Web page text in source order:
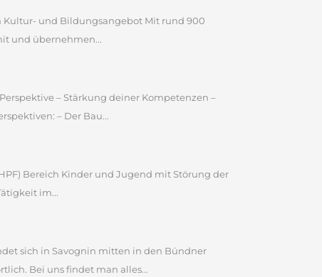
Kultur- und Bildungsangebot Mit rund 900
und übernehmen...
– Stärkung deiner Kompetenzen –
– Der Bau...
Bereich Kinder und Jugend mit Störung der
im...
sich in Savognin mitten in den Bündner
Bei uns findet man alles...